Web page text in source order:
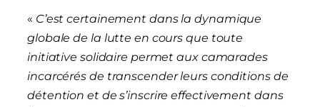
« C’est certainement dans la dynamique
globale de la lutte en cours que toute
initiative solidaire permet aux camarades
incarcérés de transcender leurs conditions de
détention et de s’inscrire effectivement dans